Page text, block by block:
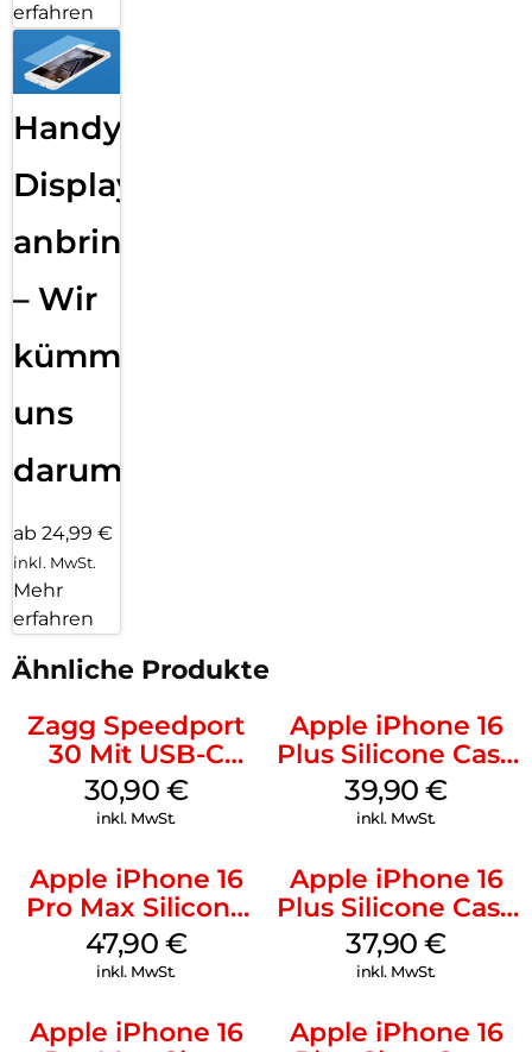
erfahren
Handy
Displayfolie
anbringen
– Wir
kümmern
uns
darum!
ab 24,99 €
inkl. MwSt.
Mehr
erfahren
Ähnliche Produkte
Zagg Speedport
30 Mit USB-C
Kabel Weiß
30,90 €
inkl. MwSt.
Apple iPhone 16
Plus Silicone Case
MagSafe Plum
39,90€
inkl. MwSt.
Apple iPhone 16
Pro Max Silicone
Case MagSafe
Black
47,90 €
inkl. MwSt.
Apple iPhone 16
Plus Silicone Case
MagSafe Lake
Green
37,90€
inkl. MwSt.
Apple iPhone 16
Apple iPhone 16